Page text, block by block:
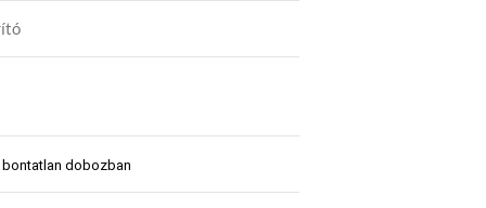
bontatlan dobozban